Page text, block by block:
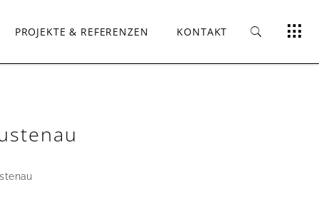
PROJEKTE & REFERENZEN KONTAKT